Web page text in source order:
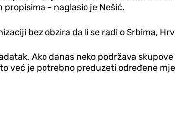
propisima - naglasio je Nešić.
bez obzira da li se radi o Srbima,
Ako danas neko podržava
već je potrebno preduzeti određene